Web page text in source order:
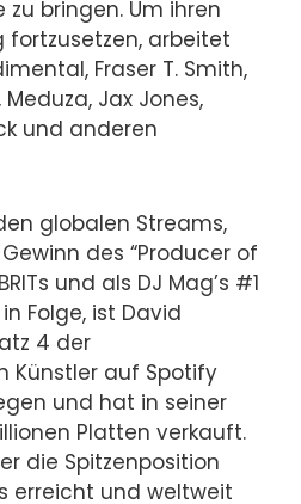
bringen. Um ihren
fortzusetzen, arbeitet
Fraser T. Smith,
Jax Jones,
und anderen
globalen Streams,
des “Producer of
und als DJ Mag’s #1
Folge, ist David
4 der
Künstler auf Spotify
und hat in seiner
Platten verkauft.
die Spitzenposition
erreicht und weltweit